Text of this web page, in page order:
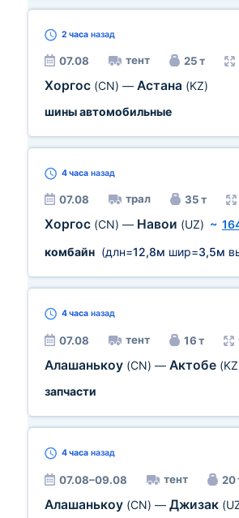
2 часа назад
07.08 тент 25 т
Хоргос (CN) — Астана (KZ)
шины автомобильные
4 часа назад
07.08 трал 35 т
Хоргос (CN) — Навои (UZ) ~
комбайн (длн=12,8м шир=3,5м
4 часа назад
07.08 тент 16 т
Алашанькоу (CN) — Актобе
запчасти
4 часа назад
07.08–09.08 тент 20
Алашанькоу (CN) — Джизак